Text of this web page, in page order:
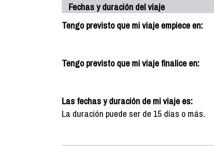
Fechas y duración del viaje
Tengo previsto que mi viaje empiece en:
Tengo previsto que mi viaje finalice en:
Las fechas y duración de mi viaje es:
La duración puede ser de 15 días o más.